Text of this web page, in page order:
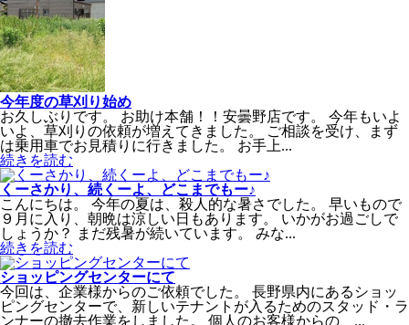
今年度の草刈り始め
お久しぶりです。 お助け本舗！！安曇野店です。 今年もいよ
いよ、草刈りの依頼が増えてきました。 ご相談を受け、まず
は乗用車でお見積りに行きました。 お手上...
続きを読む
くーさかり、続くーよ、どこまでもー♪
こんにちは。 今年の夏は、殺人的な暑さでした。 早いもので
９月に入り、朝晩は涼しい日もあります。 いかがお過ごしで
しょうか？ まだ残暑が続いています。 みな...
続きを読む
ショッピングセンターにて
今回は、企業様からのご依頼でした。 長野県内にあるショッ
ピングセンターで、新しいテナントが入るためのスタッド・ラ
ンナーの撤去作業をしました。 個人のお客様からの、...